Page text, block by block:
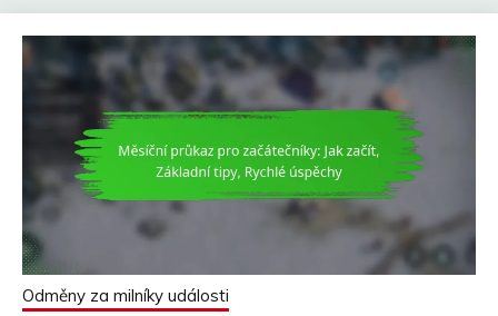
Odměny za milníky události